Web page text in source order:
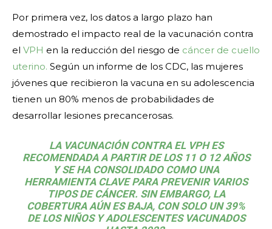
Por primera vez, los datos a largo plazo han
demostrado el impacto real de la vacunación contra
el VPH en la reducción del riesgo de cáncer de cuello
uterino. Según un informe de los CDC, las mujeres
jóvenes que recibieron la vacuna en su adolescencia
tienen un 80% menos de probabilidades de
desarrollar lesiones precancerosas.
LA VACUNACIÓN CONTRA EL VPH ES
RECOMENDADA A PARTIR DE LOS 11 O 12 AÑOS
Y SE HA CONSOLIDADO COMO UNA
HERRAMIENTA CLAVE PARA PREVENIR VARIOS
TIPOS DE CÁNCER. SIN EMBARGO, LA
COBERTURA AÚN ES BAJA, CON SOLO UN 39%
DE LOS NIÑOS Y ADOLESCENTES VACUNADOS